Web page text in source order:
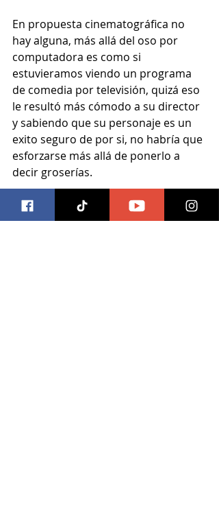
En propuesta cinematográfica no
hay alguna, más allá del oso por
computadora es como si
estuvieramos viendo un programa
de comedia por televisión, quizá eso
le resultó más cómodo a su director
y sabiendo que su personaje es un
exito seguro de por si, no habría que
esforzarse más allá de ponerlo a
decir groserías.
Un filme para disfrutar sin muchas
expectativas, risas en menor